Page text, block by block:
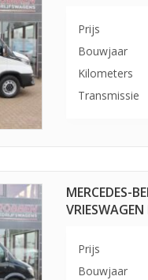
Prijs
Bouwjaar
Kilometers
Transmissie
MERCEDES-
Prijs
Bouwjaar